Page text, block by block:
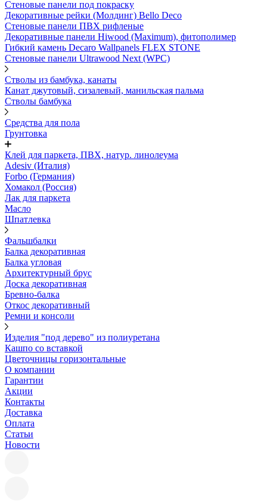
Стеновые панели под покраску
Декоративные рейки (Молдинг) Bello Deco
Стеновые панели ПВХ рифленыe
Декоративные панели Hiwood (Maximum), фитополимер
Гибкий камень Decaro Wallpanels FLEX STONE
Стеновые панели Ultrawood Next (WPC)
Стволы из бамбука, канаты
Канат джутовый, сизалевый, манильская пальма
Стволы бамбука
Средства для пола
Грунтовка
Клей для паркета, ПВХ, натур. линолеума
Adesiv (Италия)
Forbo (Германия)
Хомакол (Россия)
Лак для паркета
Масло
Шпатлевка
Фальшбалки
Балка декоративная
Балка угловая
Архитектурный брус
Доска декоративная
Бревно-балка
Откос декоративный
Ремни и консоли
Изделия "под дерево" из полиуретана
Кашпо со вставкой
Цветочницы горизонтальные
О компании
Гарантии
Акции
Контакты
Доставка
Оплата
Статьи
Новости